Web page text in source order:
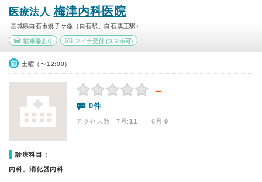
医療法人梅津内科医院
宮城県白石市銚子ケ森（白石駅、白石蔵王駅）
駐車場あり マイナ受付(スマホ可)
土曜（〜12:00）
－
0件
アクセス数 7月:11 | 6月:9
診療科目：
内科、消化器内科